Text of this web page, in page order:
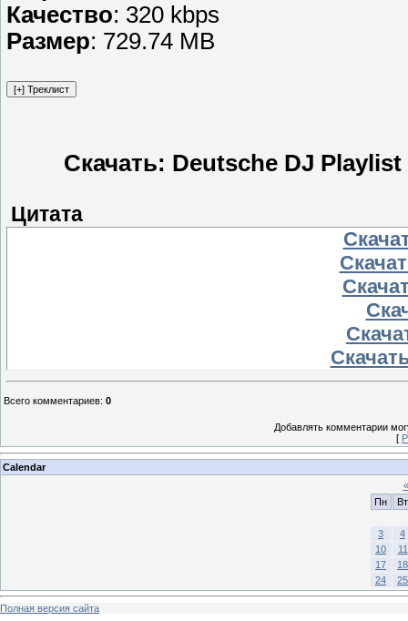
Качество: 320 kbps
Размер: 729.74 MB
Скачать: Deutsche DJ Playlist
Цитата
Всего комментариев: 0
Добавлять комментарии
[
Calendar
«
Пн
Вт
3
4
10
11
17
18
24
25
Полная версия сайта